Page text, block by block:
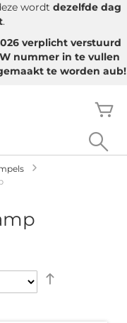
wordt dezelfde dag
.
verplicht verstuurd
nummer in te vullen
te worden aub!